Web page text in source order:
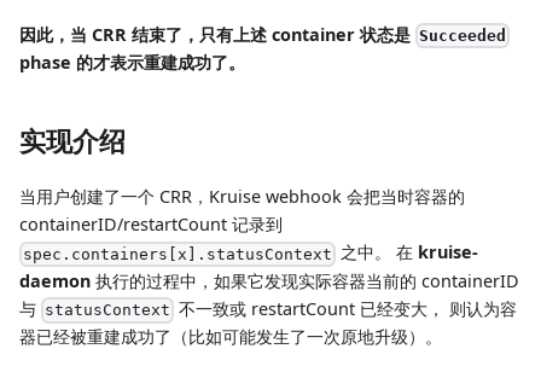
因此，当 CRR 结束了，只有上述 container 状态是 Succeeded
phase 的才表示重建成功了。
实现介绍
当用户创建了一个 CRR，Kruise webhook 会把当时容器的
containerID/restartCount 记录到
spec.containers[x].statusContext 之中。 在 kruise-
daemon 执行的过程中，如果它发现实际容器当前的 containerID
与 statusContext 不一致或 restartCount 已经变大， 则认为容
器已经被重建成功了（比如可能发生了一次原地升级）。